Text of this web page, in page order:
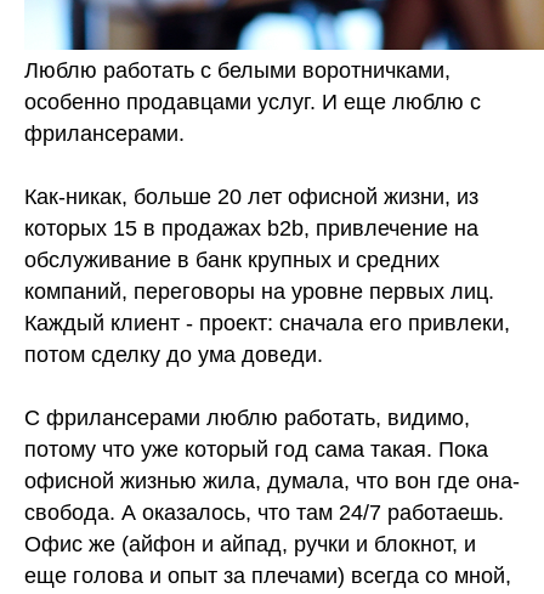
Люблю работать с белыми воротничками,
особенно продавцами услуг. И еще люблю с
фрилансерами.
Как-никак, больше 20 лет офисной жизни, из
которых 15 в продажах b2b, привлечение на
обслуживание в банк крупных и средних
компаний, переговоры на уровне первых лиц.
Каждый клиент - проект: сначала его привлеки,
потом сделку до ума доведи.
С фрилансерами люблю работать, видимо,
потому что уже который год сама такая. Пока
офисной жизнью жила, думала, что вон где она-
свобода. А оказалось, что там 24/7 работаешь.
Офис же (айфон и айпад, ручки и блокнот, и
еще голова и опыт за плечами) всегда со мной,